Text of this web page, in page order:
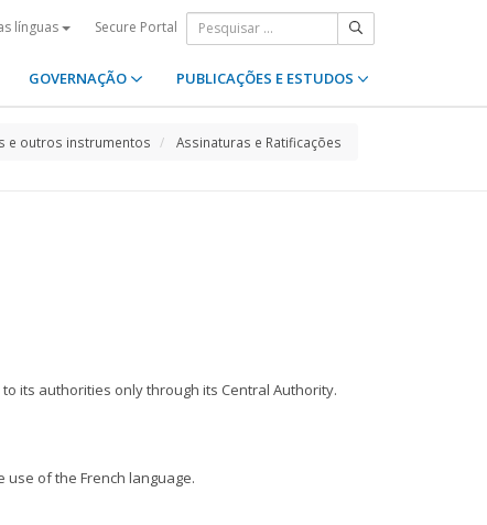
línguas Secure Portal
GOVERNAÇÃO PUBLICAÇÕES E ESTUDOS
e outros instrumentos Assinaturas e Ratificações
its authorities only through its Central Authority.
use of the French language.